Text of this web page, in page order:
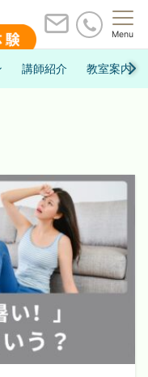
Menu
講師紹介 教室案内